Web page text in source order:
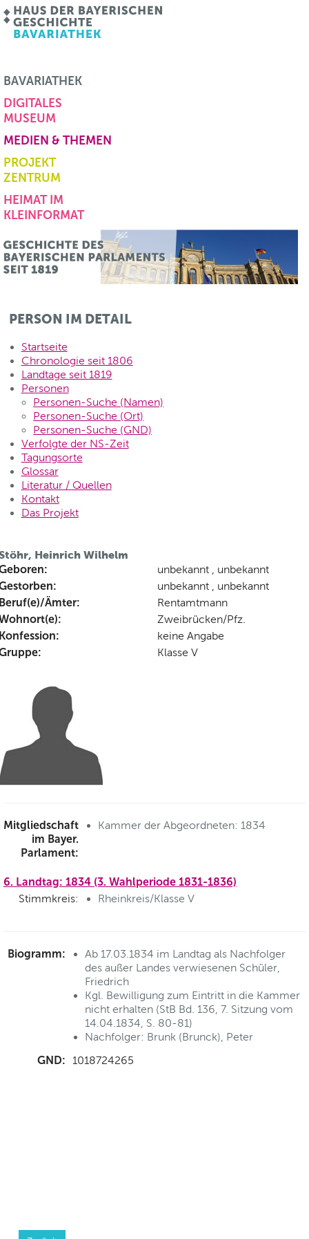
BAVARIATHEK
DIGITALES
MUSEUM
MEDIEN & THEMEN
PROJEKT
ZENTRUM
HEIMAT IM
KLEINFORMAT
PERSON IM DETAIL
Startseite
Chronologie seit 1806
Landtage seit 1819
Personen
Personen-Suche (Namen)
Personen-Suche (Ort)
Personen-Suche (GND)
Verfolgte der NS-Zeit
Tagungsorte
Glossar
Literatur / Quellen
Kontakt
Das Projekt
Heinrich Wilhelm
unbekannt , unbekannt
unbekannt , unbekannt
Ämter: Rentamtmann
Zweibrücken/Pfz.
keine Angabe
Klasse V
Mitgliedschaft
im Bayer.
Parlament:
Kammer der Abgeordneten: 1834
6. Landtag: 1834 (3. Wahlperiode 1831-1836)
Stimmkreis: Rheinkreis/Klasse V
Biogramm:
Ab 17.03.1834 im Landtag als Nachfolger
des außer Landes verwiesenen Schüler,
Friedrich
Kgl. Bewilligung zum Eintritt in die Kammer
nicht erhalten (StB Bd. 136, 7. Sitzung vom
14.04.1834, S. 80-81)
Nachfolger: Brunk (Brunck), Peter
GND: 1018724265